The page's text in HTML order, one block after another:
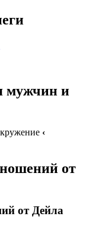
мужчин и
‹
от
от Дейла